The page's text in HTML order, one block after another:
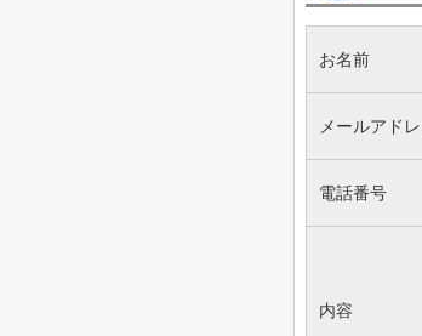
お名前
メールアド
電話番号
内容